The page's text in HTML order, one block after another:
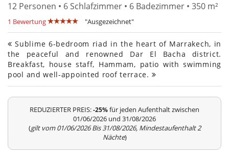
12 Personen • 6 Schlafzimmer • 6 Badezimmer • 350 m²
1 Bewertung "Ausgezeichnet"
Sublime 6-bedroom riad in the heart of Marrakech, in
the peaceful and renowned Dar El Bacha district.
Breakfast, house staff, Hammam, patio with swimming
pool and well-appointed roof terrace.
REDUZIERTER PREIS:-25%für jeden Aufenthalt zwischen
01/06/2026 und 31/08/2026
(gilt vom 01/06/2026 Bis 31/08/2026, Mindestaufenthalt 2
Nächte)